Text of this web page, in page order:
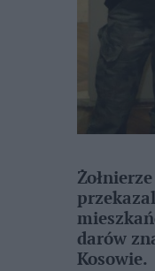
darów
Kosowie.